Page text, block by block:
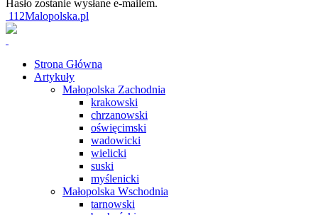
Hasło zostanie wysłane e-mailem.
112Malopolska.pl
Strona Główna
Artykuły
Małopolska Zachodnia
krakowski
chrzanowski
oświęcimski
wadowicki
wielicki
suski
myślenicki
Małopolska Wschodnia
tarnowski